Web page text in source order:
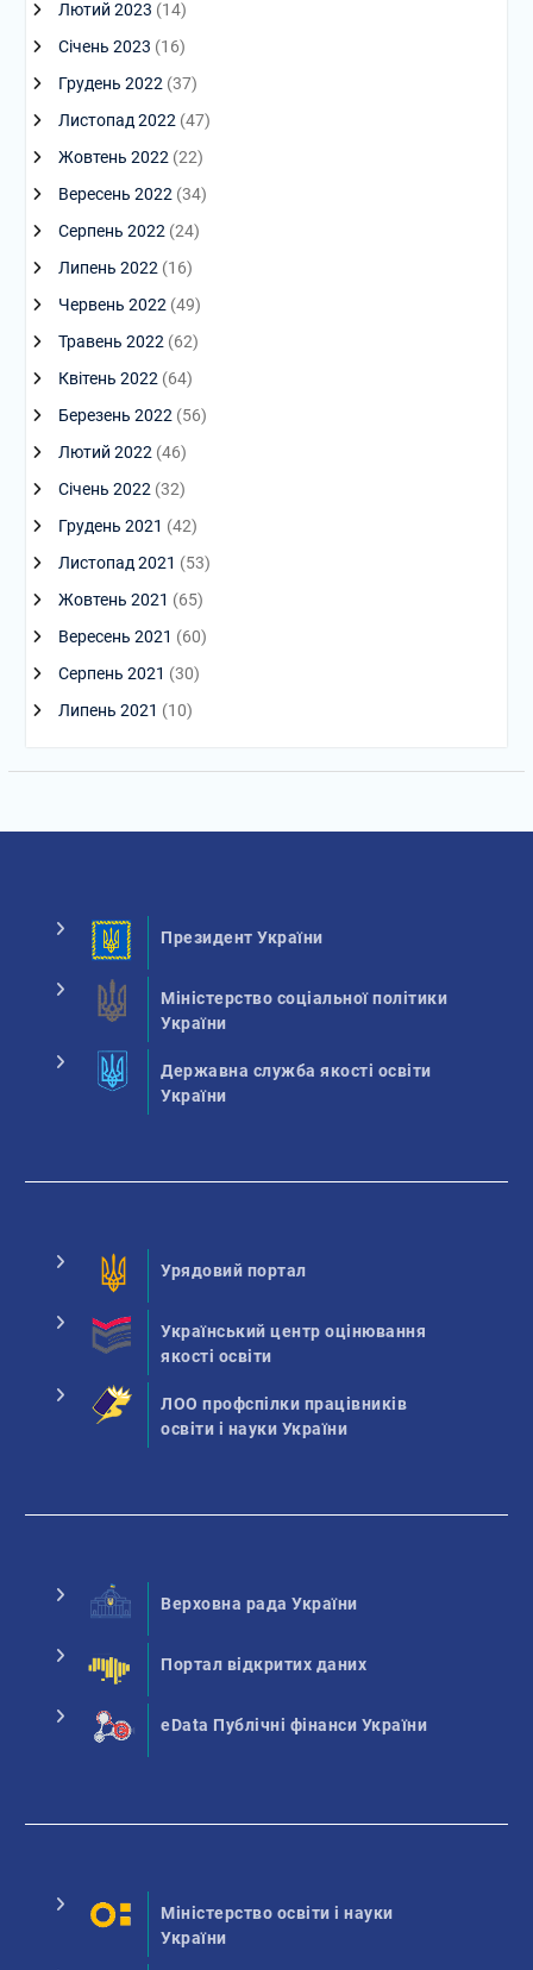
Лютий 2023 (14)
Січень 2023 (16)
Грудень 2022 (37)
Листопад 2022 (47)
Жовтень 2022 (22)
Вересень 2022 (34)
Серпень 2022 (24)
Липень 2022 (16)
Червень 2022 (49)
Травень 2022 (62)
Квітень 2022 (64)
Березень 2022 (56)
Лютий 2022 (46)
Січень 2022 (32)
Грудень 2021 (42)
Листопад 2021 (53)
Жовтень 2021 (65)
Вересень 2021 (60)
Серпень 2021 (30)
Липень 2021 (10)
Президент України
Міністерство соціальної політики
України
Державна служба якості освіти
України
Урядовий портал
Український центр оцінювання
якості освіти
ЛОО профспілки працівників
освіти і науки України
Верховна рада України
Портал відкритих даних
eData Публічні фінанси України
Міністерство освіти і науки
України